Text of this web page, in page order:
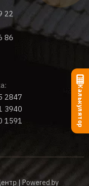
22
86
2847
3940
1591
| Powered by
Калькулятор